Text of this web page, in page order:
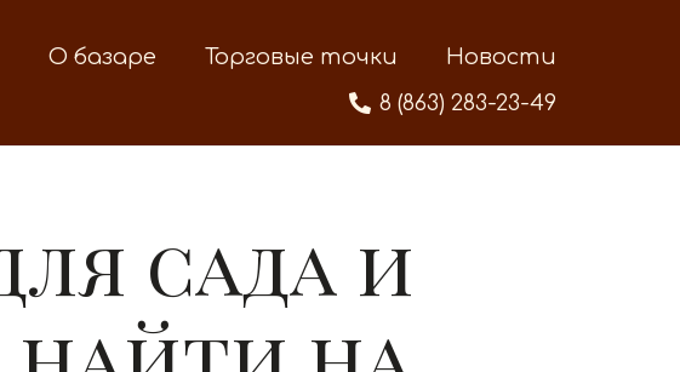
О базаре Торговые точки
Новости
8 (863) 283-23-49
сада и